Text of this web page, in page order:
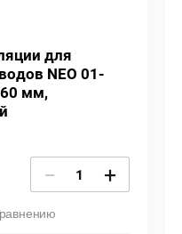
для
NEO 01-
мм,
− +